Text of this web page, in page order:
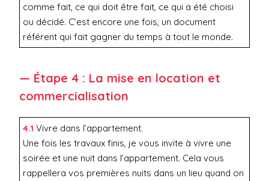
comme fait, ce qui doit être fait, ce qui a été choisi
ou décidé. C’est encore une fois, un document
référent qui fait gagner du temps à tout le monde.
— Étape 4 : La mise en location et
commercialisation
4.1 Vivre dans l’appartement.
Une fois les travaux finis, je vous invite à vivre une
soirée et une nuit dans l’appartement. Cela vous
rappellera vos premières nuits dans un lieu quand on